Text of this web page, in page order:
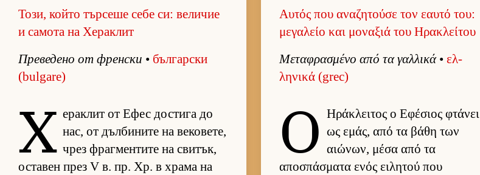
Този, който търсеше себе си: величие
и самота на Хераклит
Пре­ве­дено от френ­ски • бъл­гар­ски
(bulgare)
Х е­рак­лит от Ефес дос­тига до
нас, от дъл­би­ните на ве­ко­ве­те,
чрез фраг­мен­тите на сви­тък,
ос­та­вен през V в. пр. Хр. в храма на
Αυτός που αναζητούσε τον εαυτό του:
μεγαλείο και μοναξιά του Ηρακλείτου
Μεταφρασμένο από τα γαλ­λικά•ελ­
ληνικά (grec)
Ο Ηράκλει­τος ο Εφέσιος φτάνει
ως εμάς, από τα βάθη των
αιώνων, μέσα από τα
αποσπάσματα ενός ει­λητού που